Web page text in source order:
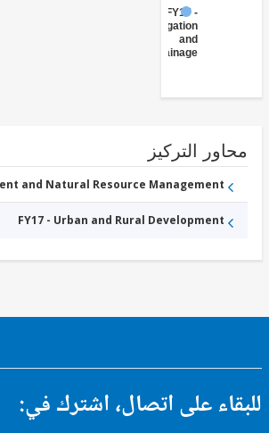
Irrigation
Drainage
التركيز
and Natural Resource Management
FY17 - Urban and Rural Development
على اتصال، اشترك في: